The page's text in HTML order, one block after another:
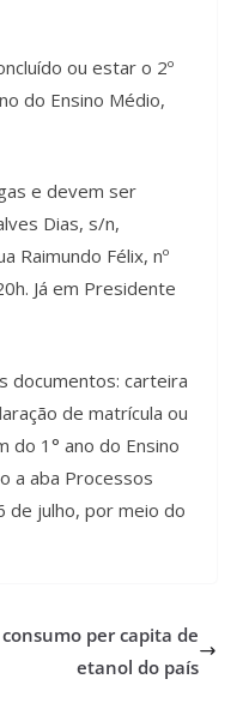
ou estar o 2º
do Ensino Médio,
e devem ser
Dias, s/n,
Raimundo Félix, nº
Já em Presidente
documentos: carteira
de matrícula ou
do 1° ano do Ensino
a aba Processos
de julho, por meio do
per capita de
etanol do país